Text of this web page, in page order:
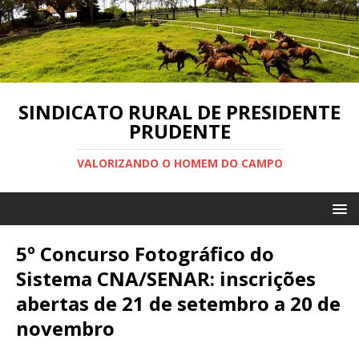
SINDICATO RURAL DE PRESIDENTE
PRUDENTE
VALORIZANDO O HOMEM DO CAMPO
5º Concurso Fotográfico do
Sistema CNA/SENAR: inscrições
abertas de 21 de setembro a 20 de
novembro